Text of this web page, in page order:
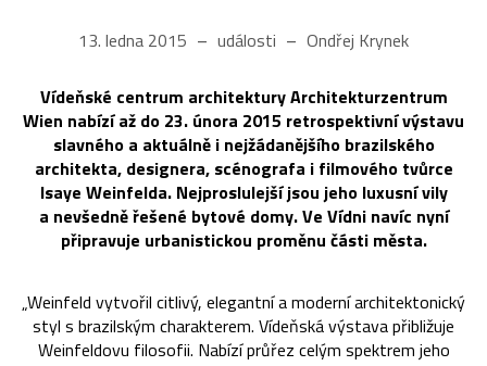
13. ledna 2015 události Ondřej Krynek
Vídeňské centrum architektury Architekturzentrum
Wien nabízí až do 23. února 2015 retrospektivní výstavu
slavného a aktuálně i nejžádanějšího brazilského
architekta, designera, scénografa i filmového tvůrce
Isaye Weinfelda. Nejproslulejší jsou jeho luxusní vily
a nevšedně řešené bytové domy. Ve Vídni navíc nyní
připravuje urbanistickou proměnu části města.
„Weinfeld vytvořil citlivý, elegantní a moderní architektonický
styl s brazilským charakterem. Vídeňská výstava přibližuje
Weinfeldovu filosofii. Nabízí průřez celým spektrem jeho